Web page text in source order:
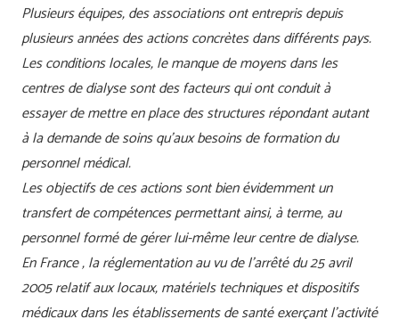
Plusieurs équipes, des associations ont entrepris depuis
plusieurs années des actions concrètes dans différents pays.
Les conditions locales, le manque de moyens dans les
centres de dialyse sont des facteurs qui ont conduit à
essayer de mettre en place des structures répondant autant
à la demande de soins qu’aux besoins de formation du
personnel médical.
Les objectifs de ces actions sont bien évidemment un
transfert de compétences permettant ainsi, à terme, au
personnel formé de gérer lui-même leur centre de dialyse.
En France , la réglementation au vu de l’arrêté du 25 avril
2005 relatif aux locaux, matériels techniques et dispositifs
médicaux dans les établissements de santé exerçant l’activité